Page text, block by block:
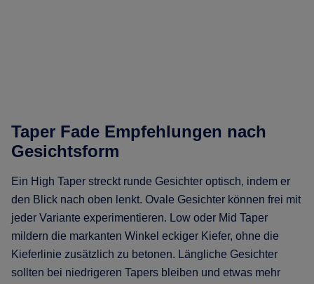
Taper Fade Empfehlungen nach
Gesichtsform
Ein High Taper streckt runde Gesichter optisch, indem er
den Blick nach oben lenkt. Ovale Gesichter können frei mit
jeder Variante experimentieren. Low oder Mid Taper
mildern die markanten Winkel eckiger Kiefer, ohne die
Kieferlinie zusätzlich zu betonen. Längliche Gesichter
sollten bei niedrigeren Tapers bleiben und etwas mehr